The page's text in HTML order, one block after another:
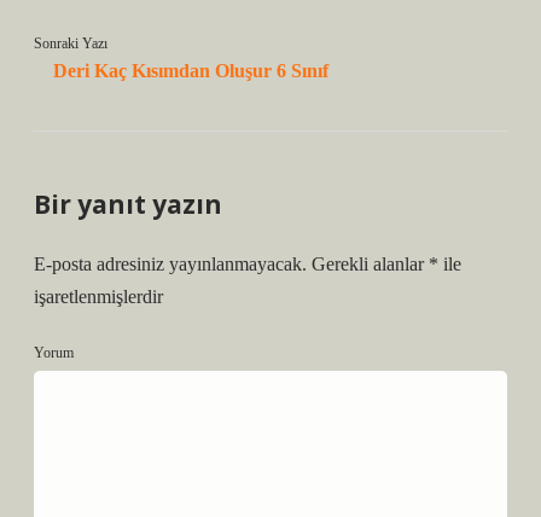
Sonraki Yazı
Deri Kaç Kısımdan Oluşur 6 Sınıf
Bir yanıt yazın
E-posta adresiniz yayınlanmayacak. Gerekli alanlar * ile
işaretlenmişlerdir
Yorum